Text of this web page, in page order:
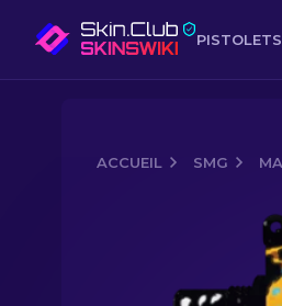
PISTOLETS
ACCUEIL SMG